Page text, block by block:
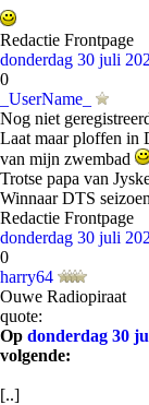
Redactie Frontpage
donderdag 30 juli
0
_UserName_
Nog niet
Laat maar ploffen in
van mijn zwembad
Trotse papa van
Winnaar DTS
Redactie Frontpage
donderdag 30 juli
0
harry64
Ouwe Radiopiraat
quote:
Op donderdag 30
volgende:
[..]